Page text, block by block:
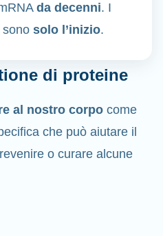
da decenni. I
sono solo l’inizio.
di proteine
al nostro corpo come
che può aiutare il
o curare alcune